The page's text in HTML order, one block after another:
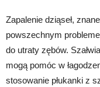
Zapalenie dziąseł,
powszechnym
do utraty zębów.
mogą pomóc w
stosowanie płukanki z